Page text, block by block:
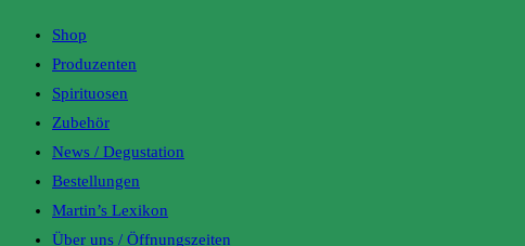
Shop
Produzenten
Spirituosen
Zubehör
News / Degustation
Bestellungen
Martin’s Lexikon
Über uns / Öffnungszeiten